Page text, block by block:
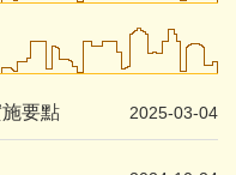
要點 2025-03-04